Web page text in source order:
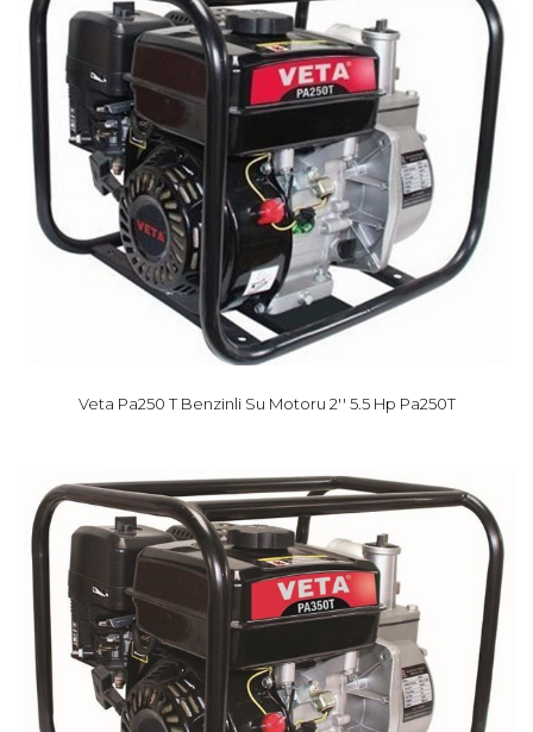
Veta Pa250 T Benzinli Su Motoru 2'' 5.5 Hp Pa250T